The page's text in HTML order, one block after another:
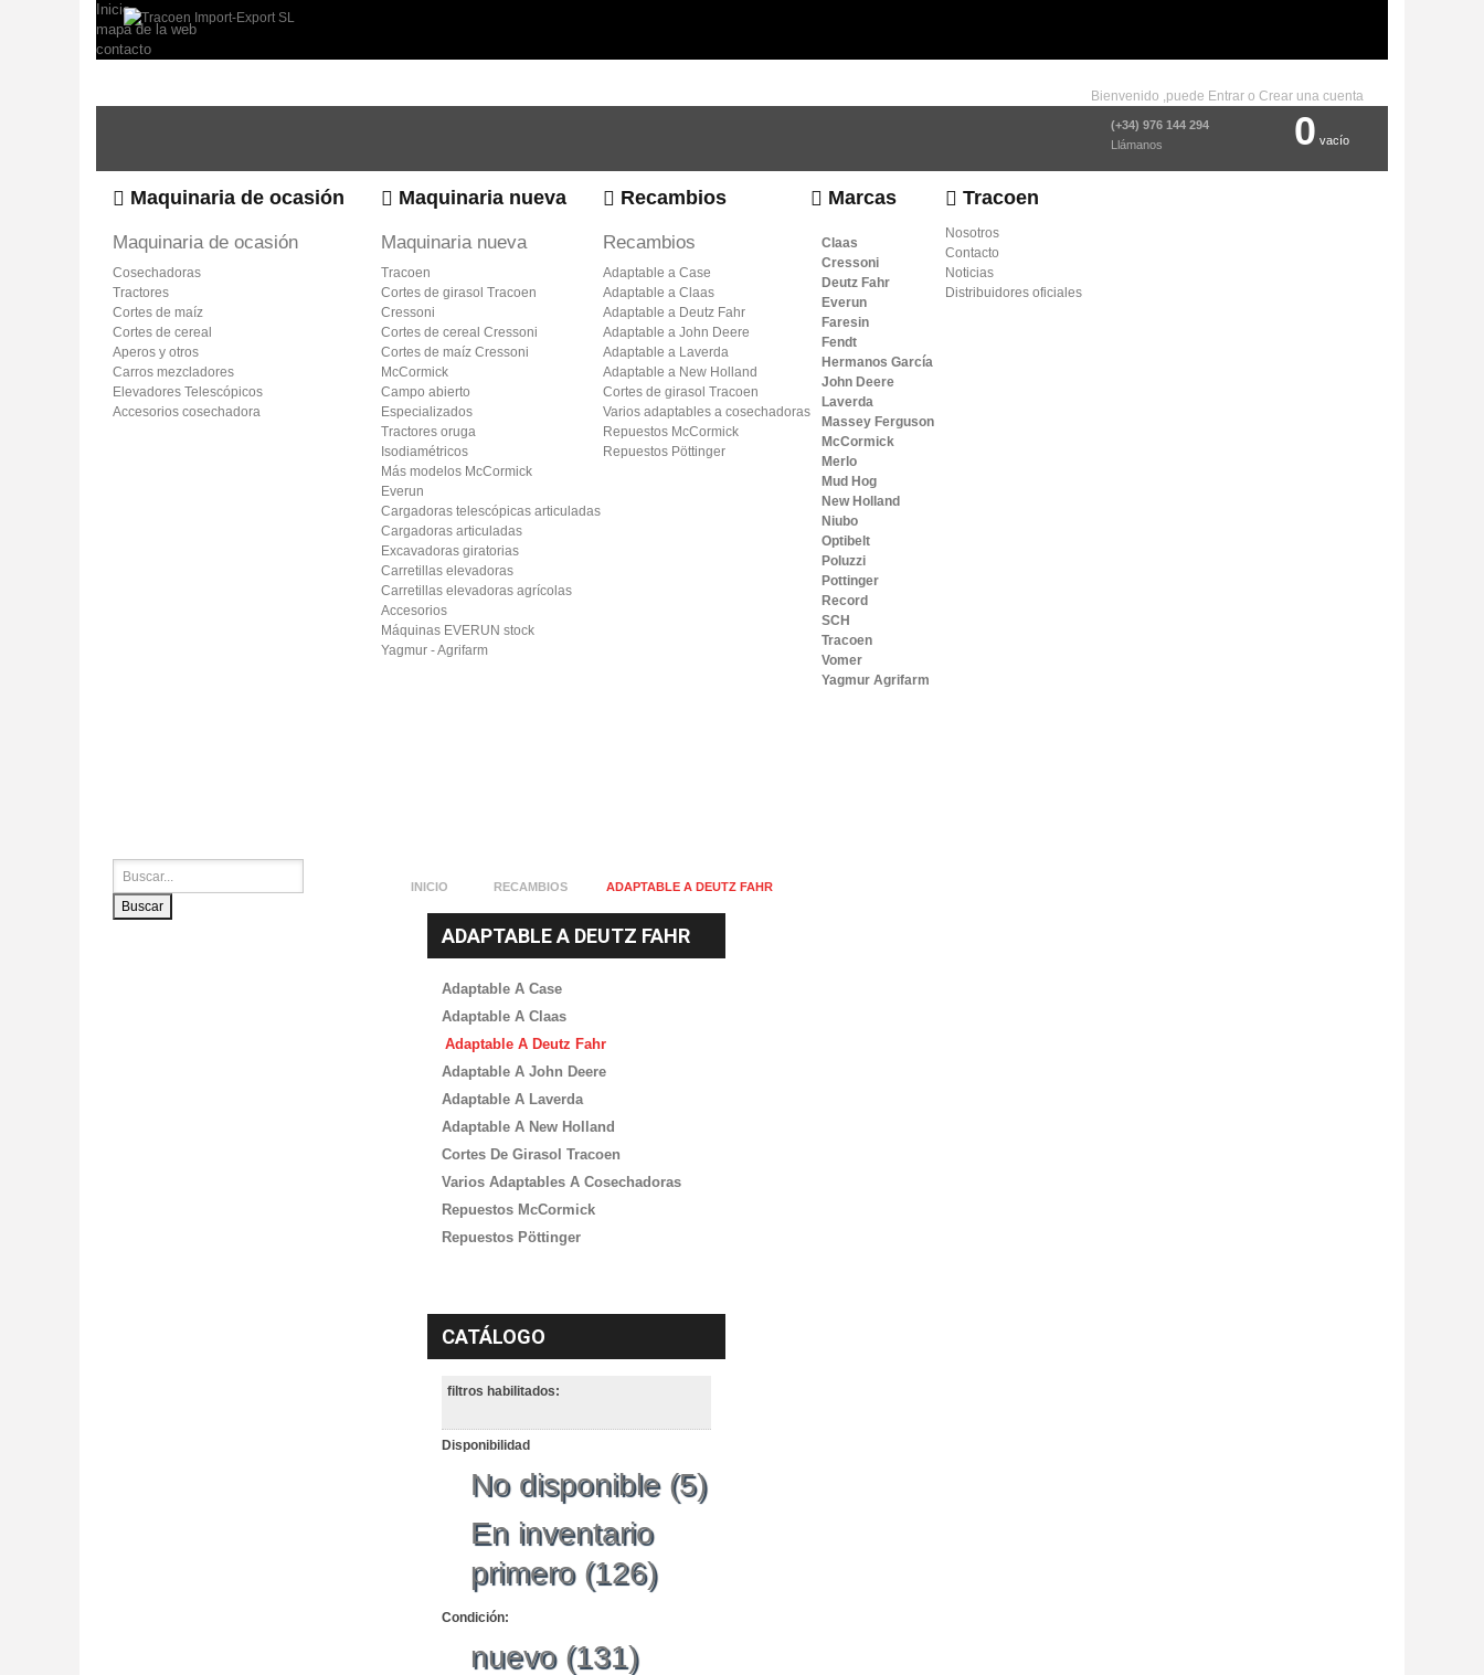
Inicio
mapa de la web
contacto
Bienvenido ,puede Entrar o Crear una cuenta
0 vacío
(+34) 976 144 294
Llámanos
Maquinaria de ocasión
Maquinaria de ocasión
Cosechadoras
Tractores
Cortes de maíz
Cortes de cereal
Aperos y otros
Carros mezcladores
Elevadores Telescópicos
Accesorios cosechadora
Maquinaria nueva
Maquinaria nueva
Tracoen
Cortes de girasol Tracoen
Cressoni
Cortes de cereal Cressoni
Cortes de maíz Cressoni
McCormick
Campo abierto
Especializados
Tractores oruga
Isodiamétricos
Más modelos McCormick
Everun
Cargadoras telescópicas articuladas
Cargadoras articuladas
Excavadoras giratorias
Carretillas elevadoras
Carretillas elevadoras agrícolas
Accesorios
Máquinas EVERUN stock
Yagmur - Agrifarm
Recambios
Recambios
Adaptable a Case
Adaptable a Claas
Adaptable a Deutz Fahr
Adaptable a John Deere
Adaptable a Laverda
Adaptable a New Holland
Cortes de girasol Tracoen
Varios adaptables a cosechadoras
Repuestos McCormick
Repuestos Pöttinger
Marcas
Claas
Cressoni
Deutz Fahr
Everun
Faresin
Fendt
Hermanos García
John Deere
Laverda
Massey Ferguson
McCormick
Merlo
Mud Hog
New Holland
Niubo
Optibelt
Poluzzi
Pottinger
Record
SCH
Tracoen
Vomer
Yagmur Agrifarm
Tracoen
Nosotros
Contacto
Noticias
Distribuidores oficiales
Buscar
INICIO RECAMBIOS ADAPTABLE A DEUTZ FAHR
ADAPTABLE A DEUTZ FAHR
Adaptable A Case
Adaptable A Claas
Adaptable A Deutz Fahr
Adaptable A John Deere
Adaptable A Laverda
Adaptable A New Holland
Cortes De Girasol Tracoen
Varios Adaptables A Cosechadoras
Repuestos McCormick
Repuestos Pöttinger
CATÁLOGO
filtros habilitados:
Disponibilidad
No disponible(5)
En inventario
primero(126)
Condición:
nuevo(131)